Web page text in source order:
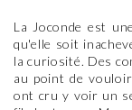
La Joconde est
qu'elle soit
la curiosité. Des
au point de
ont cru y voir un